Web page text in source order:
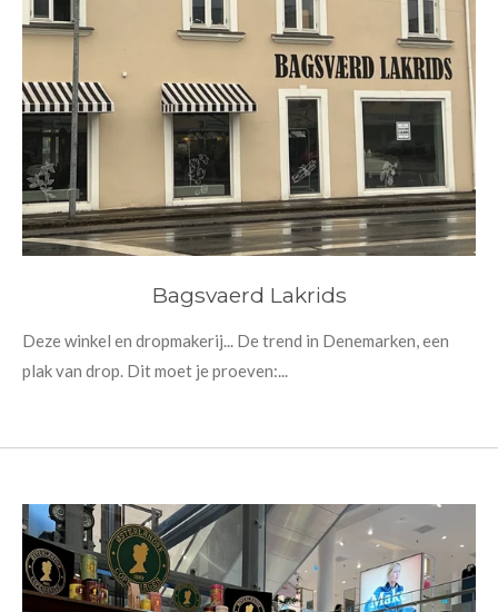
Bagsvaerd Lakrids
Deze winkel en dropmakerij... De trend in Denemarken, een
plak van drop. Dit moet je proeven:...